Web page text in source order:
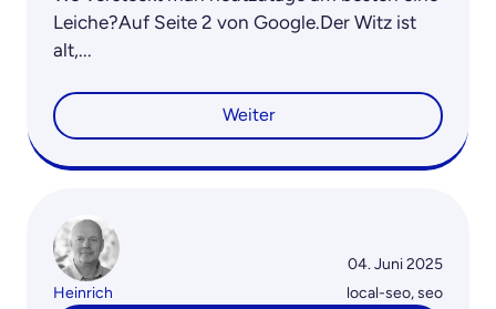
Leiche?Auf Seite 2 von Google.Der Witz ist
alt,...
Weiter
Heinrich
04. Juni 2025
local-seo,seo